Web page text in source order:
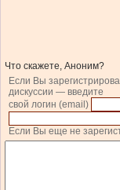
Что скажете, Аноним?
Если Вы
дискуссии — введите
свой логин (email)
Если Вы еще не